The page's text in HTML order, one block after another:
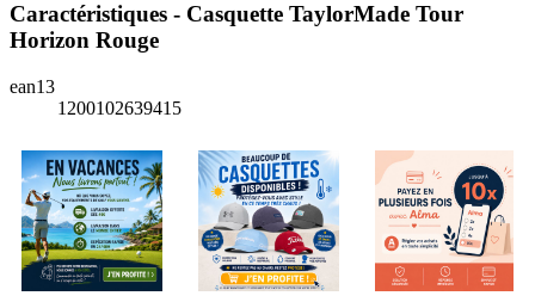
Caractéristiques - Casquette TaylorMade Tour
Horizon Rouge
ean13
1200102639415